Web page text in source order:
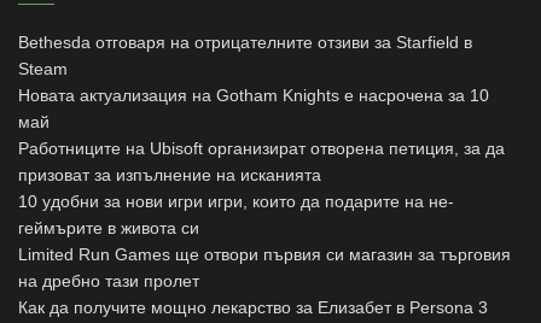
Bethesda отговаря на отрицателните отзиви за Starfield в
Steam
Новата актуализация на Gotham Knights е насрочена за 10
май
Работниците на Ubisoft организират отворена петиция, за да
призоват за изпълнение на исканията
10 удобни за нови игри игри, които да подарите на не-
геймърите в живота си
Limited Run Games ще отвори първия си магазин за търговия
на дребно тази пролет
Как да получите мощно лекарство за Елизабет в Persona 3